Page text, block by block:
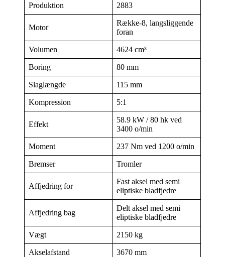
Produktion 2883
Motor
Række-8, langsliggende
foran
Volumen 4624 cm³
Boring 80 mm
Slaglængde 115 mm
Kompression 5:1
Effekt
58.9 kW / 80 hk ved
3400 o/min
Moment 237 Nm ved 1200 o/min
Bremser Tromler
Affjedring for
Fast aksel med semi
eliptiske bladfjedre
Affjedring bag
Delt aksel med semi
eliptiske bladfjedre
Vægt 2150 kg
Akselafstand 3670 mm